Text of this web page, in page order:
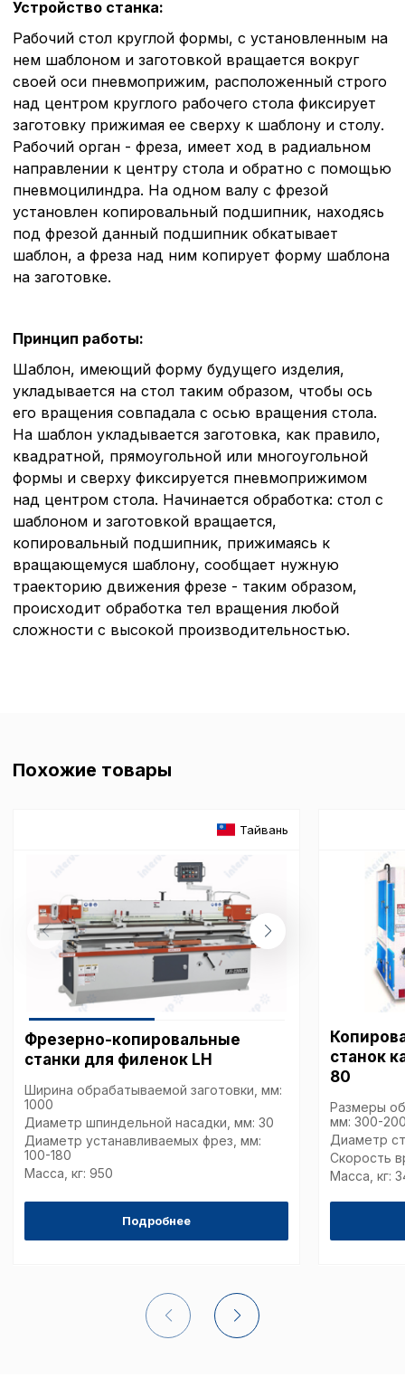
Устройство станка:
Рабочий стол круглой формы, с установленным на
нем шаблоном и заготовкой вращается вокруг
своей оси пневмоприжим, расположенный строго
над центром круглого рабочего стола фиксирует
заготовку прижимая ее сверху к шаблону и столу.
Рабочий орган - фреза, имеет ход в радиальном
направлении к центру стола и обратно с помощью
пневмоцилиндра. На одном валу с фрезой
установлен копировальный подшипник, находясь
под фрезой данный подшипник обкатывает
шаблон, а фреза над ним копирует форму шаблона
на заготовке.
Принцип работы:
Шаблон, имеющий форму будущего изделия,
укладывается на стол таким образом, чтобы ось
его вращения совпадала с осью вращения стола.
На шаблон укладывается заготовка, как правило,
квадратной, прямоугольной или многоугольной
формы и сверху фиксируется пневмоприжимом
над центром стола. Начинается обработка: стол с
шаблоном и заготовкой вращается,
копировальный подшипник, прижимаясь к
вращающемуся шаблону, сообщает нужную
траекторию движения фрезе - таким образом,
происходит обработка тел вращения любой
сложности с высокой производительностью.
Похожие товары
Тайвань
Фрезерно-копировальные
станки для филенок LH
Ширина обрабатываемой заготовки, мм:
1000
Диаметр шпиндельной насадки, мм: 30
Диаметр устанавливаемых фрез, мм:
100-180
Масса, кг: 950
Подробнее
станок
80
Размеры
мм: 300-
Диаметр
Скорость
Масса, кг:
Политика в
обработки сookies
Настройте параметры
Вы можете настроить
каждого типа файлов
типа «технические
без которых
функционирование
Ваш выбор настроек на
этого периода Сайт
списком файлов cookie
описание и сроки
Технические
Аналитические
cookie файлов не
определять
пользователей
наиболее и наименее
страницы и
совершенствованию
исходя из